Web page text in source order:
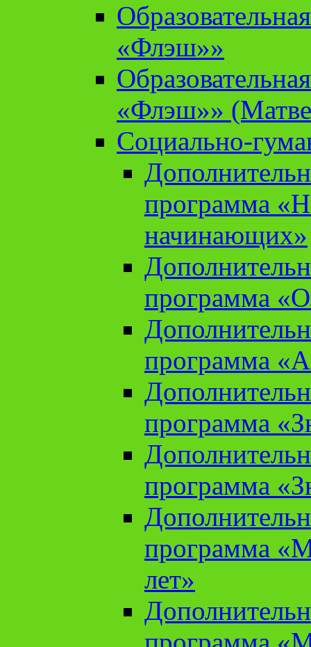
«Флэш»»
«Флэш»»
Социально-
программа
начинающих»
программа
программа
программа
программа
программа
лет»